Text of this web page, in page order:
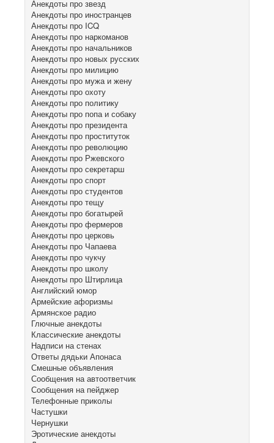
Анекдоты про звезд
Анекдоты про иностранцев
Анекдоты про ICQ
Анекдоты про наркоманов
Анекдоты про начальников
Анекдоты про новых русских
Анекдоты про милицию
Анекдоты про мужа и жену
Анекдоты про охоту
Анекдоты про политику
Анекдоты про попа и собаку
Анекдоты про президента
Анекдоты про проституток
Анекдоты про революцию
Анекдоты про Ржевского
Анекдоты про секретарш
Анекдоты про спорт
Анекдоты про студентов
Анекдоты про тещу
Анекдоты про богатырей
Анекдоты про фермеров
Анекдоты про церковь
Анекдоты про Чапаева
Анекдоты про чукчу
Анекдоты про школу
Анекдоты про Штирлица
Английский юмор
Армейские афоризмы
Армянское радио
Глючные анекдоты
Классические анекдоты
Надписи на стенах
Ответы дядьки Апонаса
Смешные объявления
Сообщения на автоответчик
Сообщения на пейджер
Телефонные приколы
Частушки
Чернушки
Эротические анекдоты